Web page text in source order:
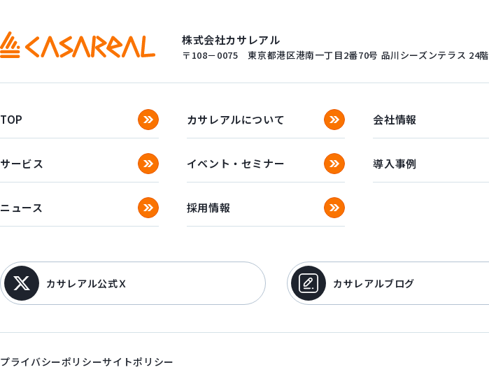
株式会社カサレアル
〒108－0075 東京都港区港南一丁目2番70号 品川シーズンテラス 24階
TOP カサレアルについて 会社情報
サービス イベント・セミナー 導入事例
ニュース 採用情報
カサレアル公式Ｘ カサレアルブログ
プライバシーポリシーサイトポリシー